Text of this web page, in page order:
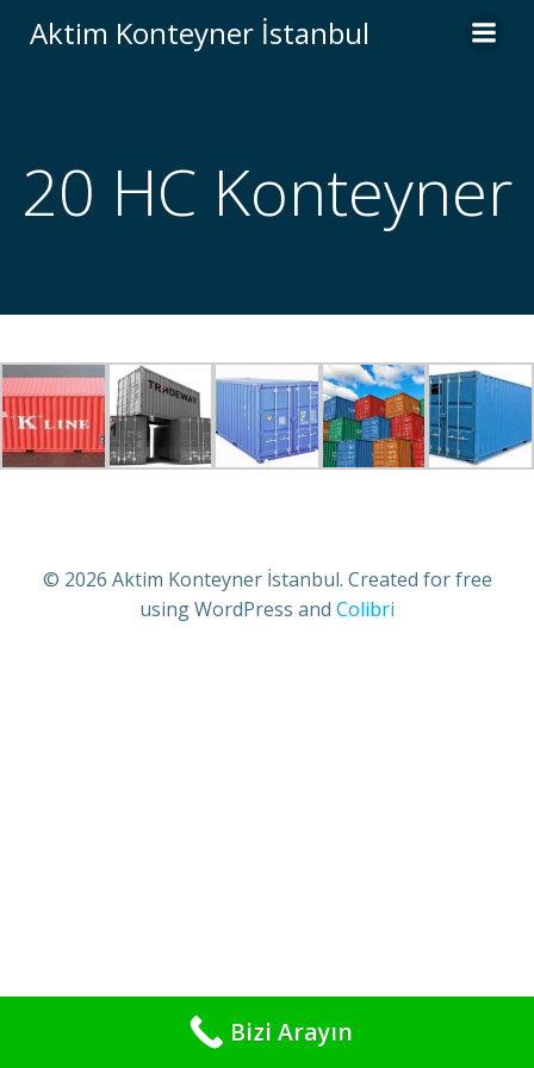
İçeriğe
geç
Aktim Konteyner İstanbul
20 HC Konteyner
© 2026 Aktim Konteyner İstanbul. Created for free
using WordPress and Colibri
Bizi Arayın